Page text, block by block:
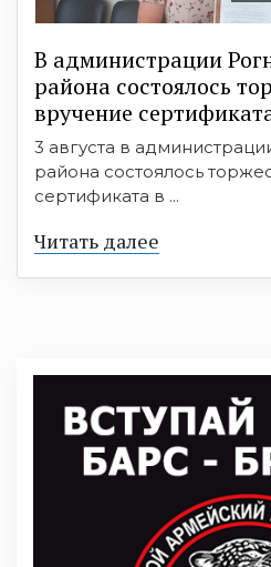
В администрации
района состоялось
вручение
3 августа в
района состоялось
сертификата в ...
Читать далее